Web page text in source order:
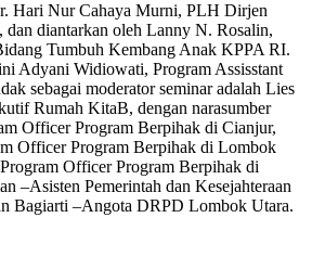
Hari Nur Cahaya Murni, PLH Dirjen
diantarkan oleh Lanny N. Rosalin,
Tumbuh Kembang Anak KPPA RI.
Adyani Widiowati, Program Assisstant
sebagai moderator seminar adalah Lies
Rumah KitaB, dengan narasumber
Officer Program Berpihak di Cianjur,
Officer Program Berpihak di Lombok
Officer Program Berpihak di
–Asisten Pemerintah dan Kesejahteraan
Bagiarti –Angota DRPD Lombok Utara.